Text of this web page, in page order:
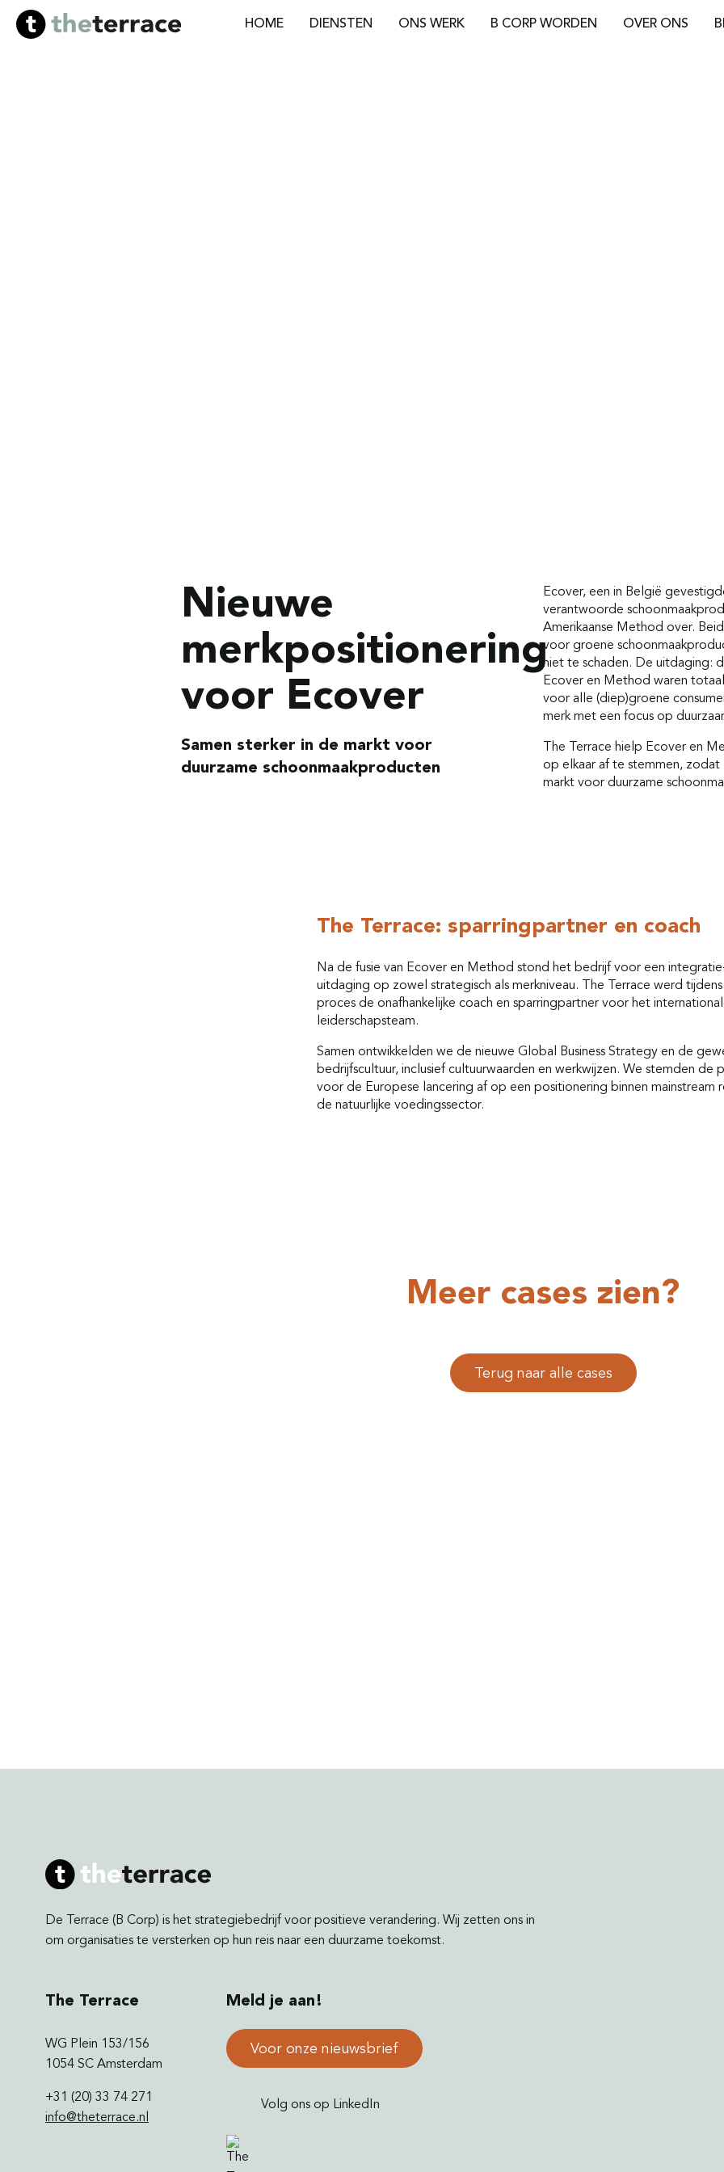
HOME DIENSTEN ONS WERK B CORP WORDEN OVER ONS
Nieuwe
merkpositionering
voor Ecover
Samen sterker in de markt voor
duurzame schoonmaakproducten
Ecover, een in België
verantwoorde
Amerikaanse Method over.
voor groene
niet te schaden. De uitdaging:
Ecover en Method waren
voor alle (diep)groene
merk met een focus op
The Terrace hielp Ecover en
op elkaar af te stemmen, zodat
markt voor duurzame
The Terrace: sparringpartner en coach
Na de fusie van Ecover en Method stond het bedrijf voor een
uitdaging op zowel strategisch als merkniveau. The Terrace werd
proces de onafhankelijke coach en sparringpartner voor het
leiderschapsteam.
Samen ontwikkelden we de nieuwe Global Business Strategy en de
bedrijfscultuur, inclusief cultuurwaarden en werkwijzen. We stemden de
voor de Europese lancering af op een positionering binnen mainstream
de natuurlijke voedingssector.
Meer cases zien?
Terug naar alle cases
De Terrace (B Corp) is het strategiebedrijf voor positieve verandering. Wij zetten ons in
om organisaties te versterken op hun reis naar een duurzame toekomst.
The Terrace
WG Plein 153/156
1054 SC Amsterdam
+31 (20) 33 74 271
info@theterrace.nl
Meld je aan!
Voor onze nieuwsbrief
Volg ons op LinkedIn